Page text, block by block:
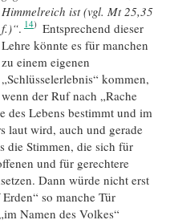
Himmelreich ist (vgl. Mt 25,35
f.)“. 14
Entsprechend dieser
Lehre könnte es für manchen
zu einem eigenen
„Schlüsselerlebnis“ kommen,
wenn der Ruf nach „Rache
des Lebens bestimmt und im
laut wird, auch und gerade
die Stimmen, die sich für
und für gerechtere
Dann würde nicht erst
so manche Tür
Namen des Volkes“